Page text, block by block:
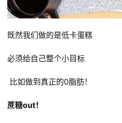
既然我们做的是低卡蛋糕
必须给自己整个小目标
比如做到真正的0脂肪！
蔗糖out！